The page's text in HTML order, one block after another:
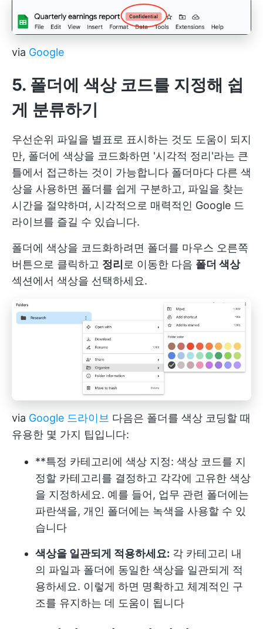
via Google
5. 폴더에 색상 코드를 지정해 쉽
게 분류하기
우선순위 파일을 별표로 표시하는 것도 도움이 되지
만, 폴더에 색상을 코드화하면 '시각적 정리'라는 큰
틀에서 접근하는 것이 가능합니다 폴더마다 다른 색
상을 사용하면 폴더를 쉽게 구분하고, 파일을 찾는
시간을 절약하며, 시각적으로 매력적인 Google 드
라이브를 즐길 수 있습니다.
폴더에 색상을 코드화하려면 폴더를 마우스 오른쪽
버튼으로 클릭하고 정리 로 이동한 다음 폴더 색상
섹션에서 색상을 선택하세요.
via Google 드라이브 다음은 폴더를 색상 코딩할 때
유용한 몇 가지 팁입니다:
**특정 카테고리에 색상 지정: 색상 코드를 지
정할 카테고리를 결정하고 각각에 고유한 색상
을 지정하세요. 예를 들어, 업무 관련 폴더에는
파란색을, 개인 폴더에는 녹색을 사용할 수 있
습니다
색상을 일관되게 적용하세요: 각 카테고리 내
의 파일과 폴더에 동일한 색상을 일관되게 적
용하세요. 이렇게 하면 명확하고 체계적인 구
조를 유지하는 데 도움이 됩니다